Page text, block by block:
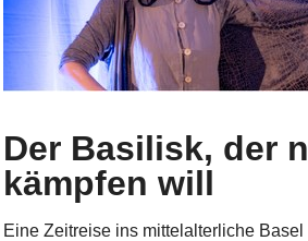
Der Basilisk, der
kämpfen will
Eine Zeitreise ins mittelalterliche Basel